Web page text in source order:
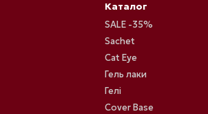
Каталог
SALE -35%
Sachet
Cat Eye
Гель лаки
Гелі
Cover Base